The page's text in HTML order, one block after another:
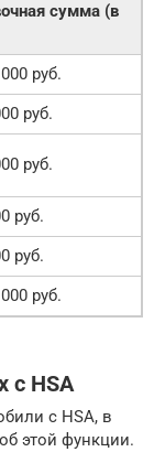
сумма (в
руб.
руб.
руб.
руб.
руб.
руб.
с HSA
с HSA, в
этой функции.